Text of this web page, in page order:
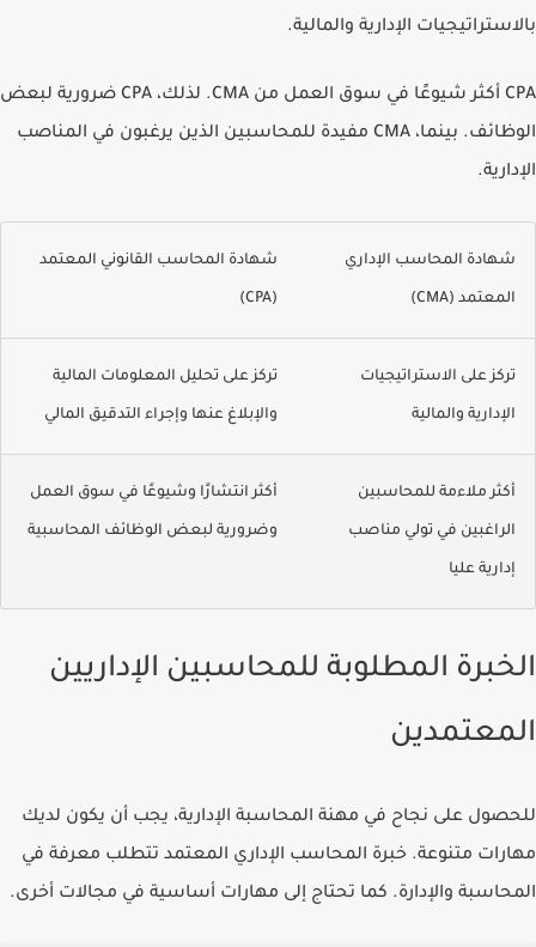
بالاستراتيجيات الإدارية والمالية.
CPA أكثر شيوعًا في سوق العمل من CMA. لذلك، CPA ضرورية لبعض
الوظائف. بينما، CMA مفيدة للمحاسبين الذين يرغبون في المناصب
الإدارية.
شهادة المحاسب الإداري
المعتمد (CMA)
شهادة المحاسب القانوني المعتمد
(CPA)
تركز على الاستراتيجيات
الإدارية والمالية
تركز على تحليل المعلومات المالية
والإبلاغ عنها وإجراء التدقيق المالي
أكثر ملاءمة للمحاسبين
الراغبين في تولي مناصب
إدارية عليا
أكثر انتشارًا وشيوعًا في سوق العمل
وضرورية لبعض الوظائف المحاسبية
الخبرة المطلوبة للمحاسبين الإداريين
المعتمدين
للحصول على نجاح في مهنة المحاسبة الإدارية، يجب أن يكون لديك
مهارات متنوعة. خبرة المحاسب الإداري المعتمد تتطلب معرفة في
المحاسبة والإدارة. كما تحتاج إلى مهارات أساسية في مجالات أخرى.